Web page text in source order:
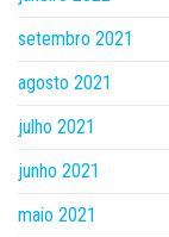
setembro 2021
agosto 2021
julho 2021
junho 2021
maio 2021